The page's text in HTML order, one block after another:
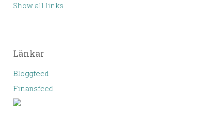
Show all links
Länkar
Bloggfeed
Finansfeed